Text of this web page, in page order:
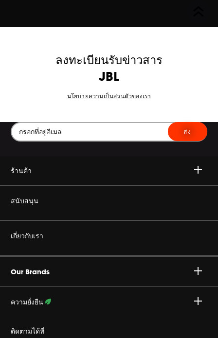
ลงทะเบียนรับข่าวสาร
JBL
นโยบายความเป็นส่วนตัวของเรา
ส่ง
ร้านค้า
ไวเลส
เฮดโฟน
Gaming
สนับสนุน
ซื้อของแท้
ร้านค้าตัวแทนจำหน่ายอย่างเป็นทางการ
เกี่ยวกับเรา
Our Brands
ความยั่งยืน
ติดตามความพยายามของเรา
ติดตามได้ที่